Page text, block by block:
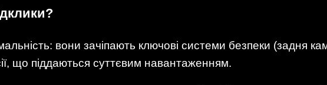
вони зачіпають ключові системи безпеки (задня
що піддаються суттєвим навантаженням.